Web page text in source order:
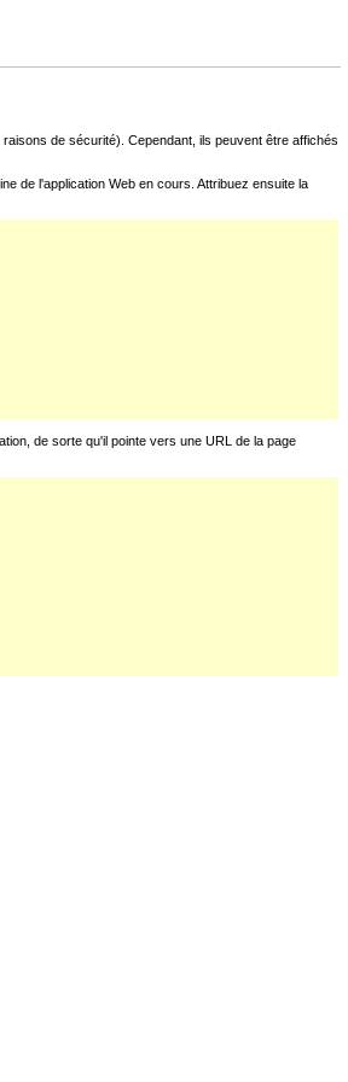
de sécurité). Cependant, ils peuvent être affichés
de l'application Web en cours. Attribuez ensuite la
de sorte qu'il pointe vers une URL de la page